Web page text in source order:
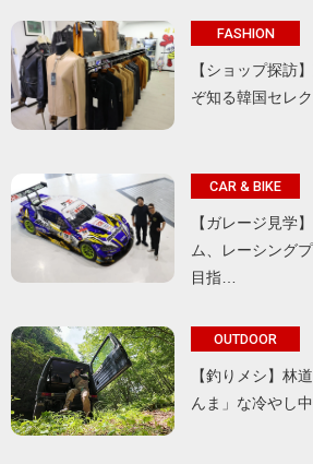
FASHION
【ショップ探訪
ぞ知る韓国セレ
CAR & BIKE
【ガレージ見学
ム、レーシング
目指…
OUTDOOR
【釣りメシ】林
んま」な冷やし